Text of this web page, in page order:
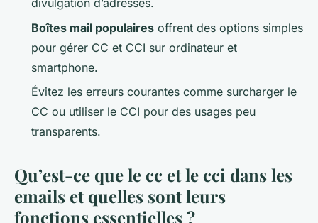
divulgation d’adresses.
Boîtes mail populaires offrent des options simples
pour gérer CC et CCI sur ordinateur et
smartphone.
Évitez les erreurs courantes comme surcharger le
CC ou utiliser le CCI pour des usages peu
transparents.
Qu’est-ce que le cc et le cci dans les
emails et quelles sont leurs
fonctions essentielles ?